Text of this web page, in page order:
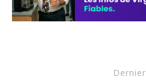
Dernier